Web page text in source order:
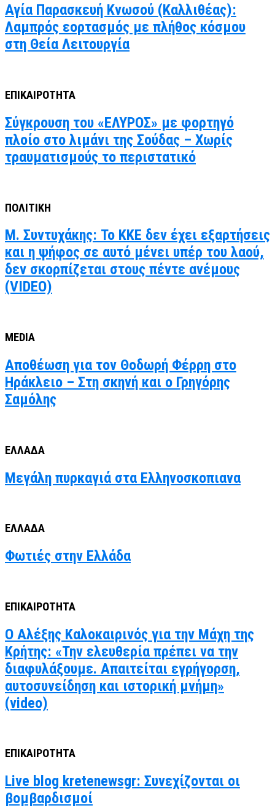
Αγία Παρασκευή Κνωσού (Καλλιθέας):
Λαμπρός εορτασμός με πλήθος κόσμου
στη Θεία Λειτουργία
ΕΠΙΚΑΙΡΟΤΗΤΑ
Σύγκρουση του «ΕΛΥΡΟΣ» με φορτηγό
πλοίο στο λιμάνι της Σούδας – Χωρίς
τραυματισμούς το περιστατικό
ΠΟΛΙΤΙΚΗ
Μ. Συντυχάκης: Το ΚΚΕ δεν έχει εξαρτήσεις
και η ψήφος σε αυτό μένει υπέρ του λαού,
δεν σκορπίζεται στους πέντε ανέμους
(VIDEO)
MEDIA
Αποθέωση για τον Θοδωρή Φέρρη στο
Ηράκλειο – Στη σκηνή και ο Γρηγόρης
Σαμόλης
ΕΛΛΑΔΑ
Μεγάλη πυρκαγιά στα Ελληνοσκοπιανα
ΕΛΛΑΔΑ
Φωτιές στην Ελλάδα
ΕΠΙΚΑΙΡΟΤΗΤΑ
Ο Αλέξης Καλοκαιρινός για την Μάχη της
Κρήτης: «Την ελευθερία πρέπει να την
διαφυλάξουμε. Απαιτείται εγρήγορση,
αυτοσυνείδηση και ιστορική μνήμη»
(video)
ΕΠΙΚΑΙΡΟΤΗΤΑ
Live blog kretenewsgr: Συνεχίζονται οι
βομβαρδισμοί